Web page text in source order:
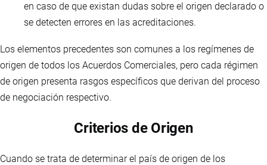
en caso de que existan dudas sobre el origen declarado o
se detecten errores en las acreditaciones.
Los elementos precedentes son comunes a los regímenes de
origen de todos los Acuerdos Comerciales, pero cada régimen
de origen presenta rasgos específicos que derivan del proceso
de negociación respectivo.
Criterios de Origen
Cuando se trata de determinar el país de origen de los